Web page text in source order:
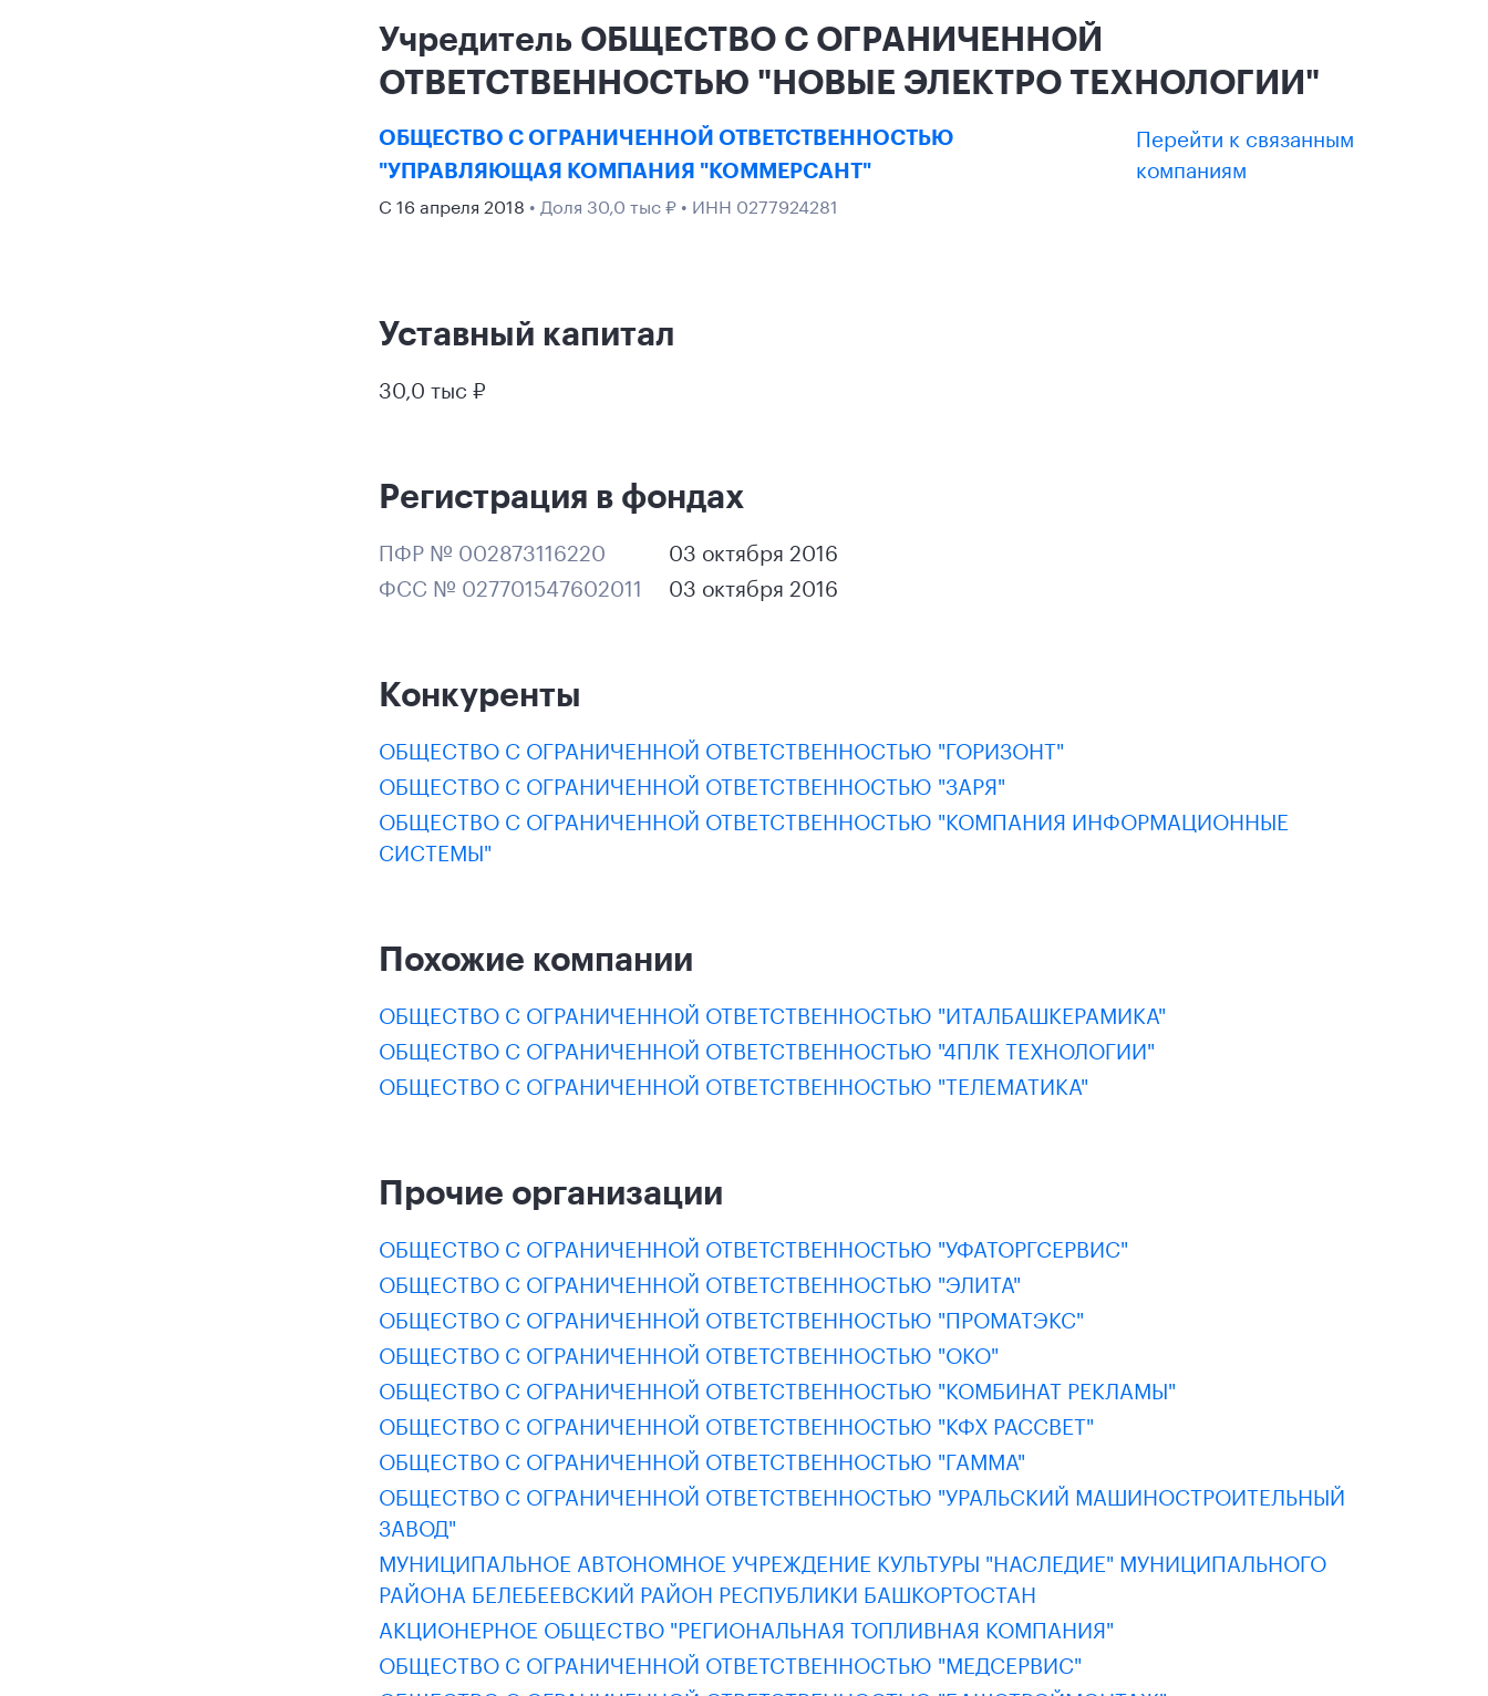
Учредитель ОБЩЕСТВО С ОГРАНИЧЕННОЙ
ОТВЕТСТВЕННОСТЬЮ "НОВЫЕ ЭЛЕКТРО ТЕХНОЛОГИИ"
ОБЩЕСТВО С ОГРАНИЧЕННОЙ ОТВЕТСТВЕННОСТЬЮ
"УПРАВЛЯЮЩАЯ КОМПАНИЯ "КОММЕРСАНТ"
С 16 апреля 2018 • Доля 30,0 тыс ₽ • ИНН 0277924281
Перейти к связанным
компаниям
Уставный капитал
30,0 тыс ₽
Регистрация в фондах
ПФР № 002873116220
03 октября 2016
ФСС № 027701547602011
03 октября 2016
Конкуренты
ОБЩЕСТВО С ОГРАНИЧЕННОЙ ОТВЕТСТВЕННОСТЬЮ "ГОРИЗОНТ"
ОБЩЕСТВО С ОГРАНИЧЕННОЙ ОТВЕТСТВЕННОСТЬЮ "ЗАРЯ"
ОБЩЕСТВО С ОГРАНИЧЕННОЙ ОТВЕТСТВЕННОСТЬЮ "КОМПАНИЯ ИНФОРМАЦИОННЫЕ
СИСТЕМЫ"
Похожие компании
ОБЩЕСТВО С ОГРАНИЧЕННОЙ ОТВЕТСТВЕННОСТЬЮ "ИТАЛБАШКЕРАМИКА"
ОБЩЕСТВО С ОГРАНИЧЕННОЙ ОТВЕТСТВЕННОСТЬЮ "4ПЛК ТЕХНОЛОГИИ"
ОБЩЕСТВО С ОГРАНИЧЕННОЙ ОТВЕТСТВЕННОСТЬЮ "ТЕЛЕМАТИКА"
Прочие организации
ОБЩЕСТВО С ОГРАНИЧЕННОЙ ОТВЕТСТВЕННОСТЬЮ "УФАТОРГСЕРВИС"
ОБЩЕСТВО С ОГРАНИЧЕННОЙ ОТВЕТСТВЕННОСТЬЮ "ЭЛИТА"
ОБЩЕСТВО С ОГРАНИЧЕННОЙ ОТВЕТСТВЕННОСТЬЮ "ПРОМАТЭКС"
ОБЩЕСТВО С ОГРАНИЧЕННОЙ ОТВЕТСТВЕННОСТЬЮ "ОКО"
ОБЩЕСТВО С ОГРАНИЧЕННОЙ ОТВЕТСТВЕННОСТЬЮ "КОМБИНАТ РЕКЛАМЫ"
ОБЩЕСТВО С ОГРАНИЧЕННОЙ ОТВЕТСТВЕННОСТЬЮ "КФХ РАССВЕТ"
ОБЩЕСТВО С ОГРАНИЧЕННОЙ ОТВЕТСТВЕННОСТЬЮ "ГАММА"
ОБЩЕСТВО С ОГРАНИЧЕННОЙ ОТВЕТСТВЕННОСТЬЮ "УРАЛЬСКИЙ МАШИНОСТРОИТЕЛЬНЫЙ
ЗАВОД"
МУНИЦИПАЛЬНОЕ АВТОНОМНОЕ УЧРЕЖДЕНИЕ КУЛЬТУРЫ "НАСЛЕДИЕ" МУНИЦИПАЛЬНОГО
РАЙОНА БЕЛЕБЕЕВСКИЙ РАЙОН РЕСПУБЛИКИ БАШКОРТОСТАН
АКЦИОНЕРНОЕ ОБЩЕСТВО "РЕГИОНАЛЬНАЯ ТОПЛИВНАЯ КОМПАНИЯ"
ОБЩЕСТВО С ОГРАНИЧЕННОЙ ОТВЕТСТВЕННОСТЬЮ "МЕДСЕРВИС"